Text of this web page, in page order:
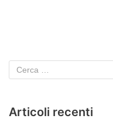
Articoli recenti